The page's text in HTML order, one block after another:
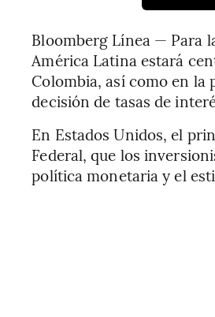
Bloomberg Línea — Para
América Latina estará
Colombia, así como en la
decisión de tasas de
En Estados Unidos, el
Federal, que los
política monetaria y el